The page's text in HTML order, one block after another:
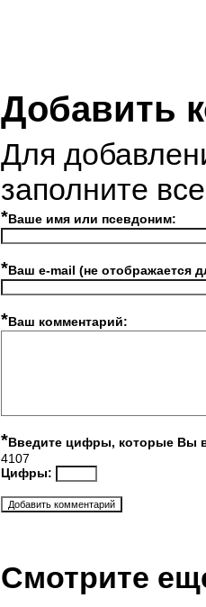
Добавить
Для
заполните
*Ваше имя или псевдоним:
*Ваш e-mail (не отображается
*Ваш комментарий:
*Введите цифры, которые Вы
4107
Цифры:
Смотрите